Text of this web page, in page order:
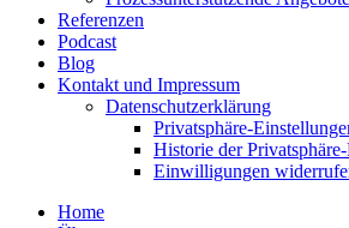
Referenzen
Podcast
Blog
Kontakt und Impressum
Daten­schutz­er­klärung
Privat­sphäre-
Historie der
Einwil­li­gungen
Home